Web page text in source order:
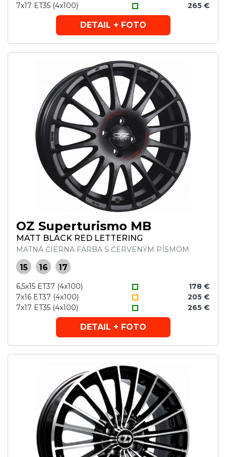
7x17 ET35 (4x100)
265 €
DETAIL + FOTO
OZ Superturismo MB
MATT BLACK RED LETTERING
MATNÁ ČIERNA FARBA S ČERVENÝM PÍSMOM
15 16 17
6,5x15 ET37 (4x100)
178 €
7x16 ET37 (4x100)
205 €
7x17 ET35 (4x100)
265 €
DETAIL + FOTO